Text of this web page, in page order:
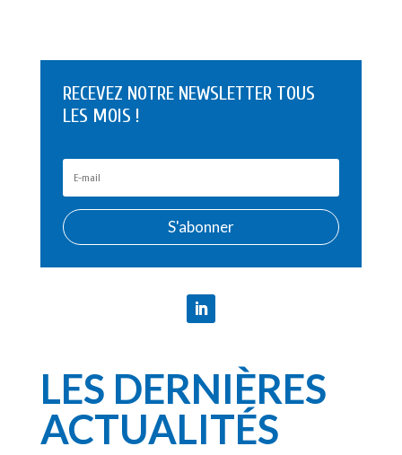
RECEVEZ NOTRE NEWSLETTER TOUS
LES MOIS !
S'abonner
LES DERNIÈRES
ACTUALITÉS